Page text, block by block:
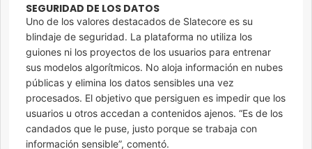
SEGURIDAD DE LOS DATOS
Uno de los valores destacados de Slatecore es su
blindaje de seguridad. La plataforma no utiliza los
guiones ni los proyectos de los usuarios para entrenar
sus modelos algorítmicos. No aloja información en nubes
públicas y elimina los datos sensibles una vez
procesados. El objetivo que persiguen es impedir que los
usuarios u otros accedan a contenidos ajenos. “Es de los
candados que le puse, justo porque se trabaja con
información sensible”, comentó.